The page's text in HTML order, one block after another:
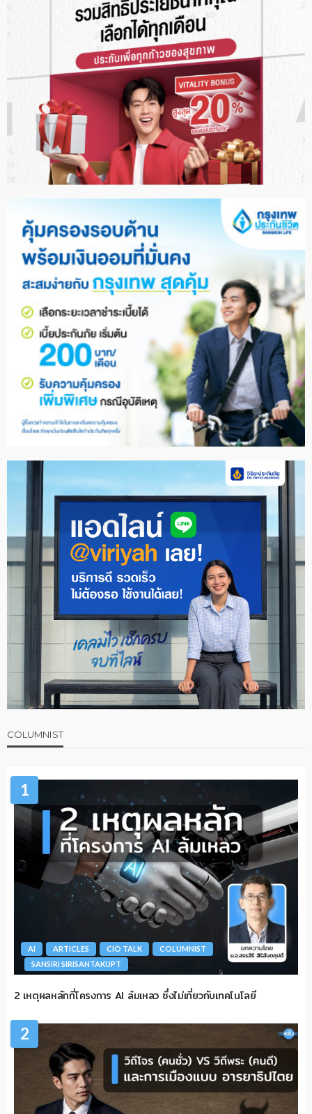
COLUMNIST
1
AI ARTICLES CIO TALK
COLUMNIST
SANSIRI SIRISANTAKUPT
2 เหตุผลหลักที่โครงการ AI ล้มเหลว ซึ่งไม่เกี่ยวกับเทคโนโลยี
2